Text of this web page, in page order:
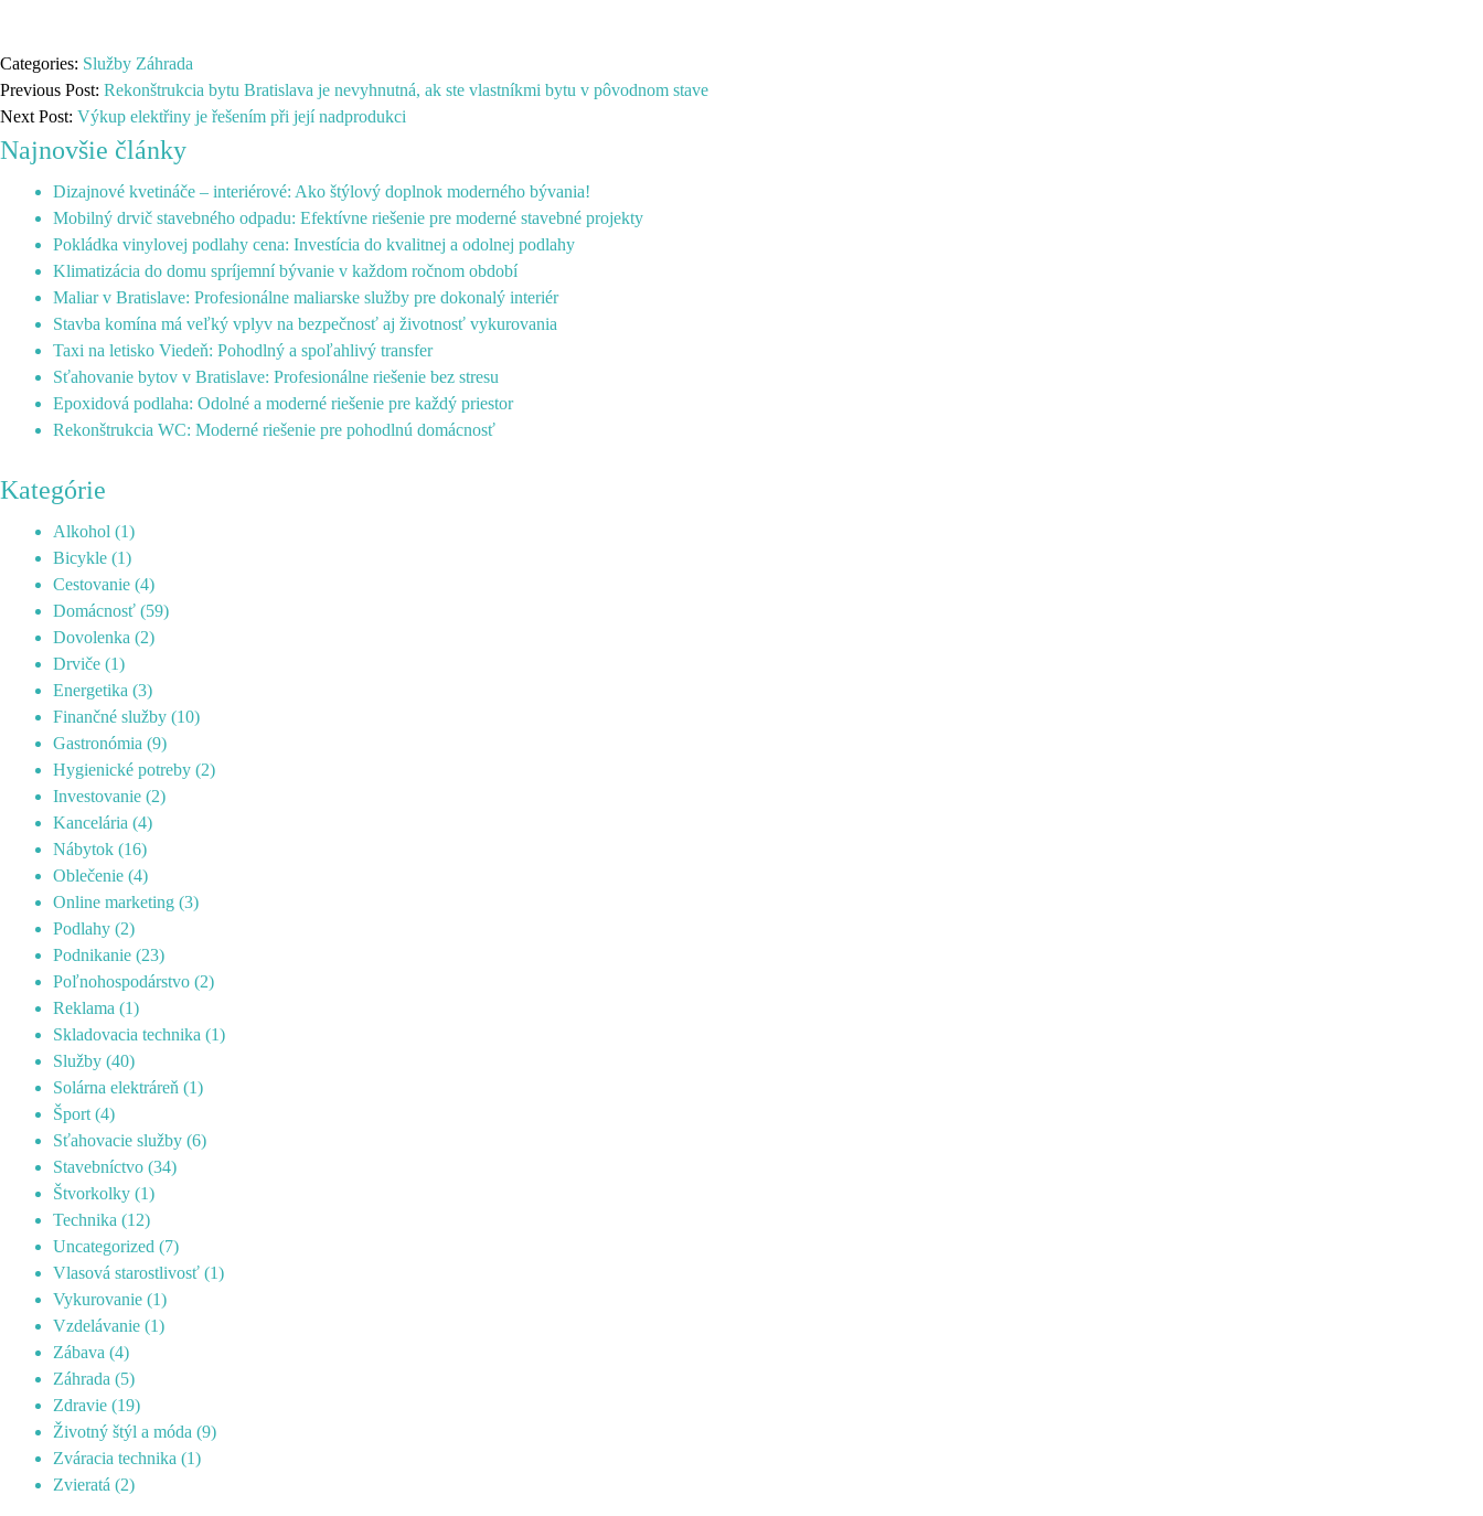
Categories: Služby Záhrada
Previous Post: Rekonštrukcia bytu Bratislava je nevyhnutná, ak ste vlastníkmi bytu v pôvodnom stave
Next Post: Výkup elektřiny je řešením při její nadprodukci
Najnovšie články
Dizajnové kvetináče – interiérové: Ako štýlový doplnok moderného bývania!
Mobilný drvič stavebného odpadu: Efektívne riešenie pre moderné stavebné projekty
Pokládka vinylovej podlahy cena: Investícia do kvalitnej a odolnej podlahy
Klimatizácia do domu spríjemní bývanie v každom ročnom období
Maliar v Bratislave: Profesionálne maliarske služby pre dokonalý interiér
Stavba komína má veľký vplyv na bezpečnosť aj životnosť vykurovania
Taxi na letisko Viedeň: Pohodlný a spoľahlivý transfer
Sťahovanie bytov v Bratislave: Profesionálne riešenie bez stresu
Epoxidová podlaha: Odolné a moderné riešenie pre každý priestor
Rekonštrukcia WC: Moderné riešenie pre pohodlnú domácnosť
Kategórie
Alkohol (1)
Bicykle (1)
Cestovanie (4)
Domácnosť (59)
Dovolenka (2)
Drviče (1)
Energetika (3)
Finančné služby (10)
Gastronómia (9)
Hygienické potreby (2)
Investovanie (2)
Kancelária (4)
Nábytok (16)
Oblečenie (4)
Online marketing (3)
Podlahy (2)
Podnikanie (23)
Poľnohospodárstvo (2)
Reklama (1)
Skladovacia technika (1)
Služby (40)
Solárna elektráreň (1)
Šport (4)
Sťahovacie služby (6)
Stavebníctvo (34)
Štvorkolky (1)
Technika (12)
Uncategorized (7)
Vlasová starostlivosť (1)
Vykurovanie (1)
Vzdelávanie (1)
Zábava (4)
Záhrada (5)
Zdravie (19)
Životný štýl a móda (9)
Zváracia technika (1)
Zvieratá (2)